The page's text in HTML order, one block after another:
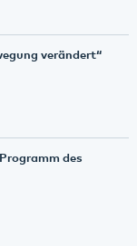
verändert“
des